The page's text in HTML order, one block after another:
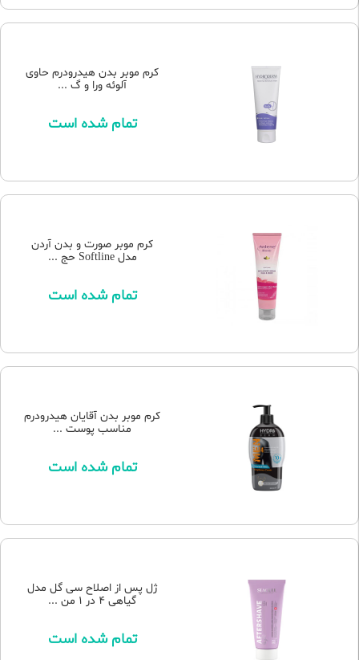
کرم موبر بدن هیدرودرم حاوی
آلوئه ورا و گ ...
تمام شده است
کرم موبر صورت و بدن آردن
مدل Softline حج ...
تمام شده است
کرم موبر بدن آقایان هیدرودرم
مناسب پوست ...
تمام شده است
ژل پس از اصلاح سی گل مدل
گیاهی 4 در 1 من ...
تمام شده است